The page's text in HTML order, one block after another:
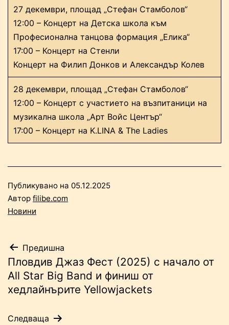
27 декември, площад „Стефан Стамболов“
12:00 – Концерт на Детска школа към
Професионална танцова формация „Елика“
17:00 – Концерт на Стенли
Концерт на Филип Донков и Александър Колев
28 декември, площад „Стефан Стамболов“
12:00 – Концерт с участието на възпитаници на
музикална школа „Арт Войс Център“
17:00 – Концерт на K.LINA & The Ladies
Публикувано на 05.12.2025
Автор filibe.com
Новини
Навигация
Предишна
Пловдив Джаз Фест (2025) с начало от
All Star Big Band и финиш от
хедлайнърите Yellowjackets
Следваща